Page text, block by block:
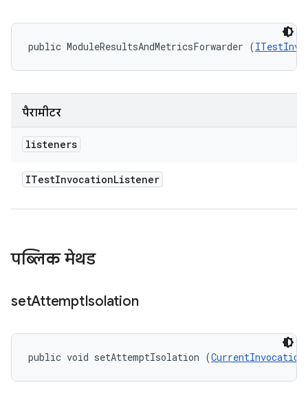
public ModuleResultsAndMetricsForwarder (
पैरामीटर
listeners
ITestInvocationListener
पब्लिक मेथड
setAttemptIsolation
public void setAttemptIsolation (